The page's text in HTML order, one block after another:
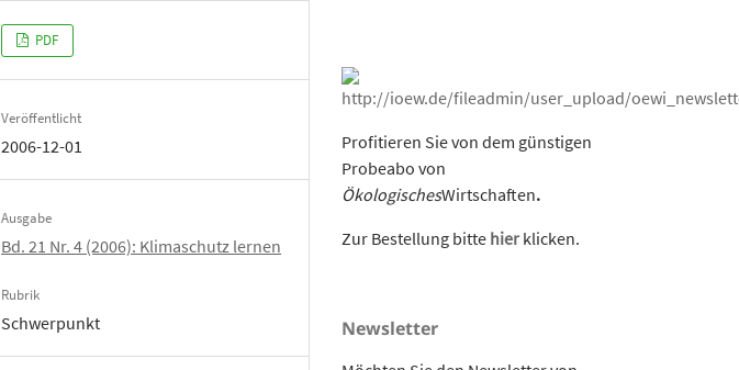
PDF
Veröffentlicht
2006-12-01
Ausgabe
Bd. 21 Nr. 4 (2006): Klimaschutz lernen
Rubrik
Schwerpunkt
Profitieren Sie von dem günstigen
Probeabo von
ÖkologischesWirtschaften.
Zur Bestellung bitte hier klicken.
Newsletter